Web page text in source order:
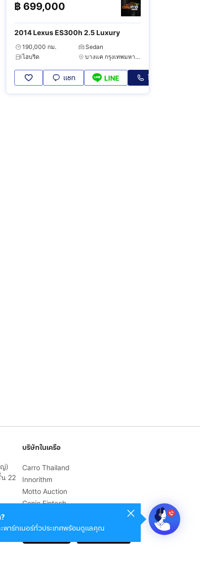
฿ 699,000
2014 Lexus ES300h 2.5 Luxury
190,000 กม.
Sedan
ไฮบริด
บางแค กรุงเทพมหานคร
แชท LINE โทร
พาร์ทเนอร์ทั่วประเทศพร้อมดูแลคุณ
ญ่)
22
บริษัทในเครือ
Carro Thailand
Innorithm
Motto Auction
Genie Fintech